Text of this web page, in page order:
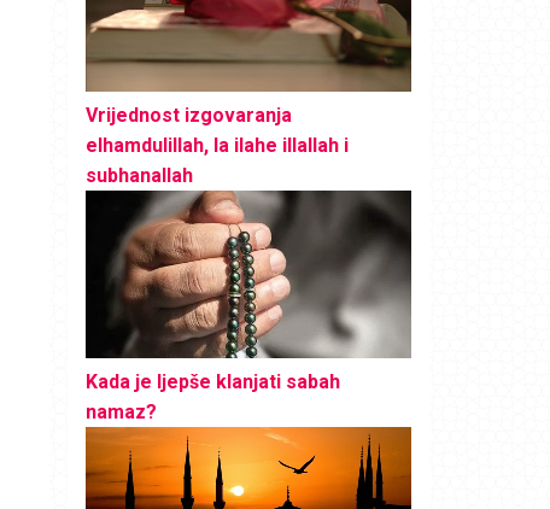
Vrijednost izgovaranja
elhamdulillah, la ilahe illallah i
subhanallah
Kada je ljepše klanjati sabah
namaz?